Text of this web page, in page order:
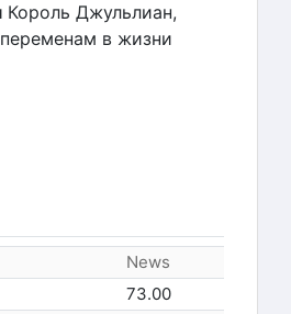
Король Джульлиан,
в жизни
News
73.00